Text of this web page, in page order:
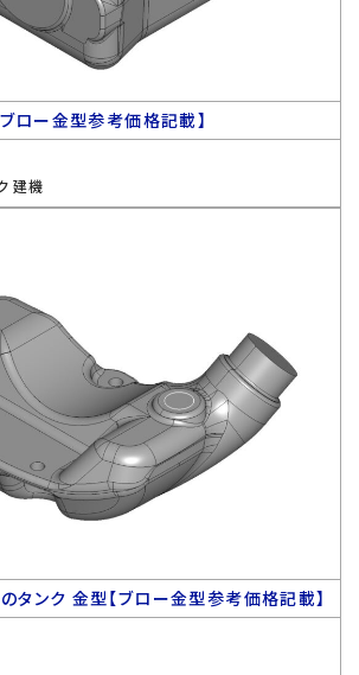
ロー金型参考価格記載】
建機
タンク 金型【ブロー金型参考価格記載】